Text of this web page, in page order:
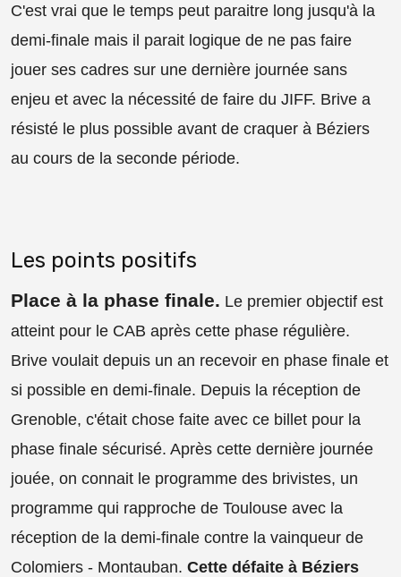
C'est vrai que le temps peut paraitre long jusqu'à la
demi-finale mais il parait logique de ne pas faire
jouer ses cadres sur une dernière journée sans
enjeu et avec la nécessité de faire du JIFF. Brive a
résisté le plus possible avant de craquer à Béziers
au cours de la seconde période.
Les points positifs
Place à la phase finale. Le premier objectif est
atteint pour le CAB après cette phase régulière.
Brive voulait depuis un an recevoir en phase finale et
si possible en demi-finale. Depuis la réception de
Grenoble, c'était chose faite avec ce billet pour la
phase finale sécurisé. Après cette dernière journée
jouée, on connait le programme des brivistes, un
programme qui rapproche de Toulouse avec la
réception de la demi-finale contre la vainqueur de
Colomiers - Montauban. Cette défaite à Béziers